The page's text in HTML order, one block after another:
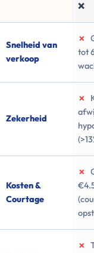
❌
Snelheid van
verkoop
✗
tot
Zekerheid
✗
Kosten &
Courtage
✗
✗